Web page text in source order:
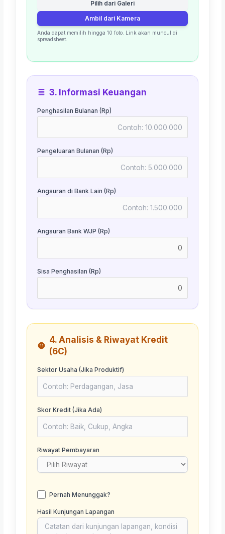
Pilih dari Galeri
Ambil dari Kamera
Anda dapat memilih hingga 10 foto. Link akan muncul di
spreadsheet.
3. Informasi Keuangan
Penghasilan Bulanan (Rp)
Pengeluaran Bulanan (Rp)
Angsuran di Bank Lain (Rp)
Angsuran Bank WJP (Rp)
Sisa Penghasilan (Rp)
4. Analisis & Riwayat Kredit
(6C)
Sektor Usaha (Jika Produktif)
Skor Kredit (Jika Ada)
Riwayat Pembayaran
Pernah Menunggak?
Hasil Kunjungan Lapangan